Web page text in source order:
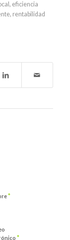
, eficiencia
, rentabilidad
*
*